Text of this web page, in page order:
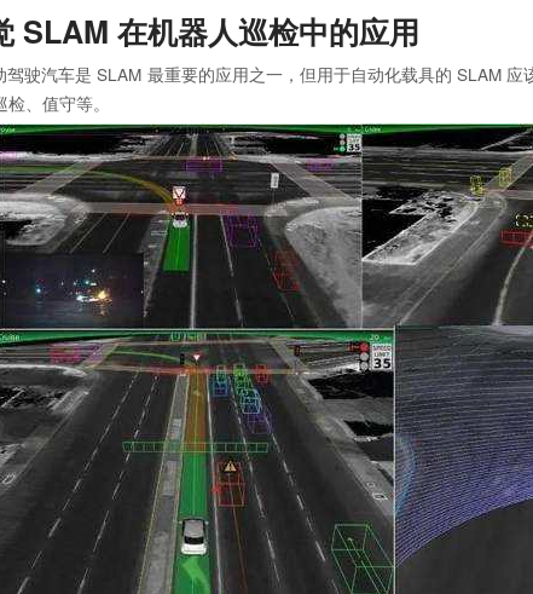
SLAM 在机器人巡检中的应用
驾驶汽车是 SLAM 最重要的应用之一，但用于自动化载具的 SLAM
、值守等。